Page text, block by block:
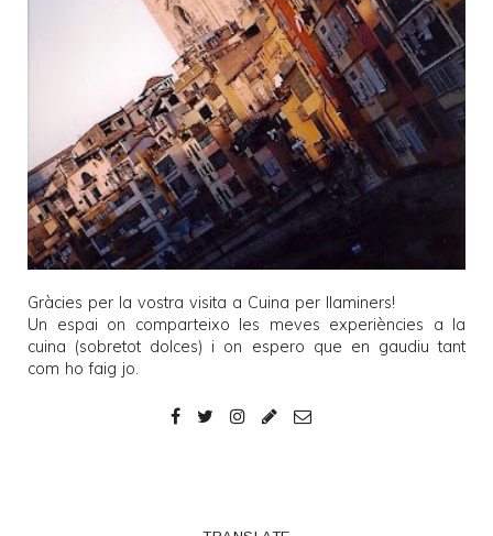
Gràcies per la vostra visita a Cuina per llaminers!
Un espai on comparteixo les meves experiències a la
cuina (sobretot dolces) i on espero que en gaudiu tant
com ho faig jo.